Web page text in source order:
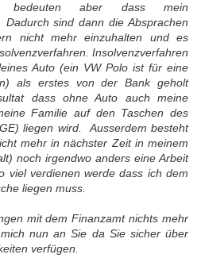
bedeuten aber dass mein
Dadurch sind dann die Absprachen
nicht mehr einzuhalten und es
Insolvenzverfahren
Auto (ein VW Polo ist für eine
als erstes von der Bank geholt
dass ohne Auto auch meine
Familie auf den Taschen des
liegen wird. Ausserdem besteht
mehr in nächster Zeit in meinem
noch irgendwo anders eine Arbeit
viel verdienen werde dass ich dem
liegen muss.
mit dem Finanzamt nichts mehr
nun an Sie da Sie sicher über
verfügen.